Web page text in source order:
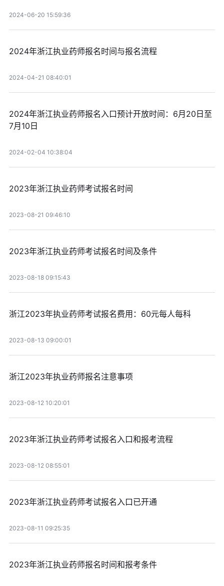
2024-06-20 15:59:36
2024年浙江执业药师报名时间与报名流程
2024-04-21 08:40:01
2024年浙江执业药师报名入口预计开放时间：6月20日至
7月10日
2024-02-04 10:38:04
2023年浙江执业药师考试报名时间
2023-08-21 09:46:10
2023年浙江执业药师考试报名时间及条件
2023-08-18 09:15:43
浙江2023年执业药师考试报名费用：60元每人每科
2023-08-13 09:00:01
浙江2023年执业药师报名注意事项
2023-08-12 10:20:01
2023年浙江执业药师考试报名入口和报考流程
2023-08-12 08:55:01
2023年浙江执业药师考试报名入口已开通
2023-08-11 09:25:35
2023年浙江执业药师报名时间和报考条件